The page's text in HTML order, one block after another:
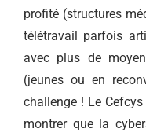
profité (structures
télétravail parfois
avec plus de
(jeunes ou en
challenge ! Le
montrer que la